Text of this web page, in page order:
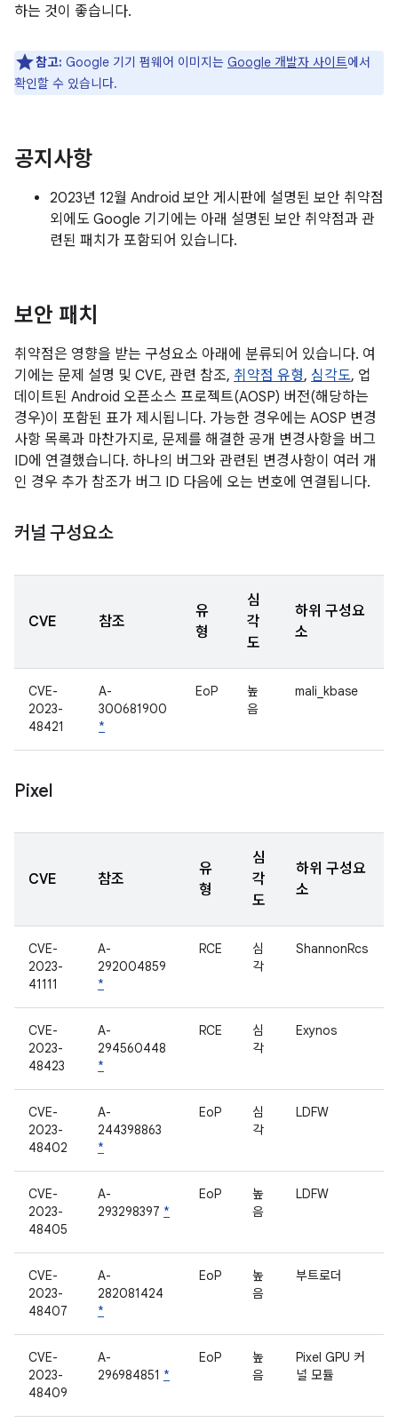
하는 것이 좋습니다.
참고: Google 기기 펌웨어 이미지는 Google 개발자 사이트에서
확인할 수 있습니다.
공지사항
2023년 12월 Android 보안 게시판에 설명된 보안 취약점
외에도 Google 기기에는 아래 설명된 보안 취약점과 관
련된 패치가 포함되어 있습니다.
보안 패치
취약점은 영향을 받는 구성요소 아래에 분류되어 있습니다. 여
기에는 문제 설명 및 CVE, 관련 참조, 취약점 유형, 심각도, 업
데이트된 Android 오픈소스 프로젝트(AOSP) 버전(해당하는
경우)이 포함된 표가 제시됩니다. 가능한 경우에는 AOSP 변경
사항 목록과 마찬가지로, 문제를 해결한 공개 변경사항을 버그
ID에 연결했습니다. 하나의 버그와 관련된 변경사항이 여러 개
인 경우 추가 참조가 버그 ID 다음에 오는 번호에 연결됩니다.
커널 구성요소
CVE 참조
유
형
심
각
도
하위 구성요
소
CVE-
2023-
48421
A-
300681900
*
EoP
높
음
mali_kbase
Pixel
CVE 참조
유
형
심
각
도
하위 구성요
소
CVE-
2023-
41111
A-
292004859
*
RCE
심
각
ShannonRcs
CVE-
2023-
48423
A-
294560448
*
RCE
심
각
Exynos
CVE-
2023-
48402
A-
244398863
*
EoP
심
각
LDFW
CVE-
2023-
48405
A-
293298397 *
EoP
높
음
LDFW
CVE-
2023-
48407
A-
282081424
*
EoP
높
음
부트로더
CVE-
2023-
48409
A-
296984851 *
EoP
높
음
Pixel GPU 커
널 모듈